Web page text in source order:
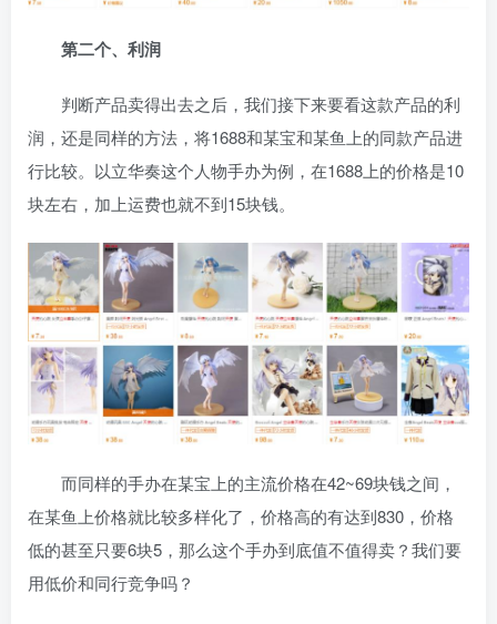
第二个、利润
判断产品卖得出去之后，我们接下来要看这款产品的利
润，还是同样的方法，将1688和某宝和某鱼上的同款产品进
行比较。以立华奏这个人物手办为例，在1688上的价格是10
块左右，加上运费也就不到15块钱。
而同样的手办在某宝上的主流价格在42~69块钱之间，
在某鱼上价格就比较多样化了，价格高的有达到830，价格
低的甚至只要6块5，那么这个手办到底值不值得卖？我们要
用低价和同行竞争吗？